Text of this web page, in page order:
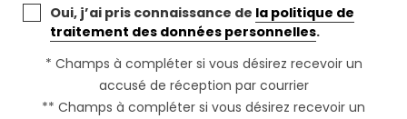
Oui, j’ai pris connaissance de la politique de
traitement des données personnelles.
* Champs à compléter si vous désirez recevoir un
accusé de réception par courrier
** Champs à compléter si vous désirez recevoir un